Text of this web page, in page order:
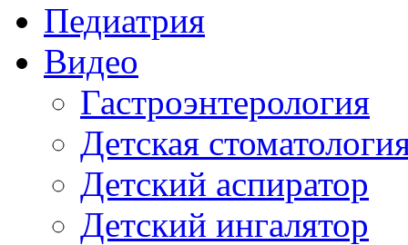
Педиатрия
Видео
Гастроэнтерология
Детская
Детский аспиратор
Детский ингалятор